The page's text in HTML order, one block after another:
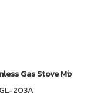
Gas Stove Mix
GL-203A